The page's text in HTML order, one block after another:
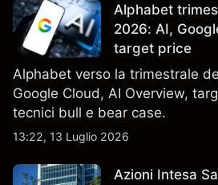
Alphabet
2026: AI,
target price
Alphabet verso la trimestrale
Google Cloud, AI Overview,
tecnici bull e bear case.
13:22, 13 Luglio 2026
Azioni Intesa